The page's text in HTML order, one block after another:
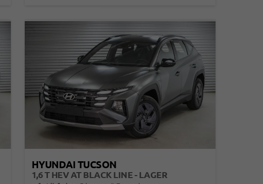
HYUNDAI TUCSON
1,6 T HEV AT BLACK LINE - LAGER